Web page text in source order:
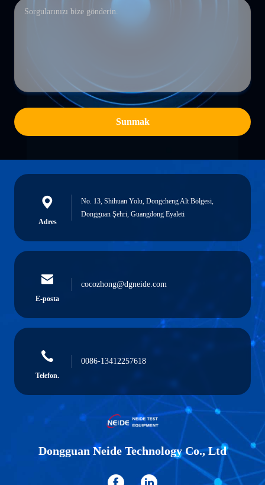
Sunmak
Adres
No. 13, Shihuan Yolu, Dongcheng Alt Bölgesi,
Dongguan Şehri, Guangdong Eyaleti
E-posta
cocozhong@dgneide.com
Telefon.
0086-13412257618
Dongguan Neide Technology Co., Ltd